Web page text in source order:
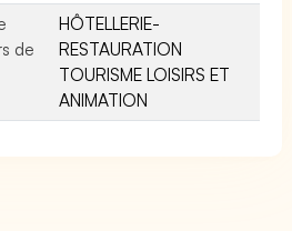
de
HÔTELLERIE-
RESTAURATION
TOURISME LOISIRS ET
ANIMATION